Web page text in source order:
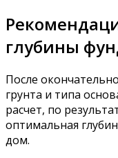
глубины
После
грунта и типа
расчет, по
оптимальная
дом.